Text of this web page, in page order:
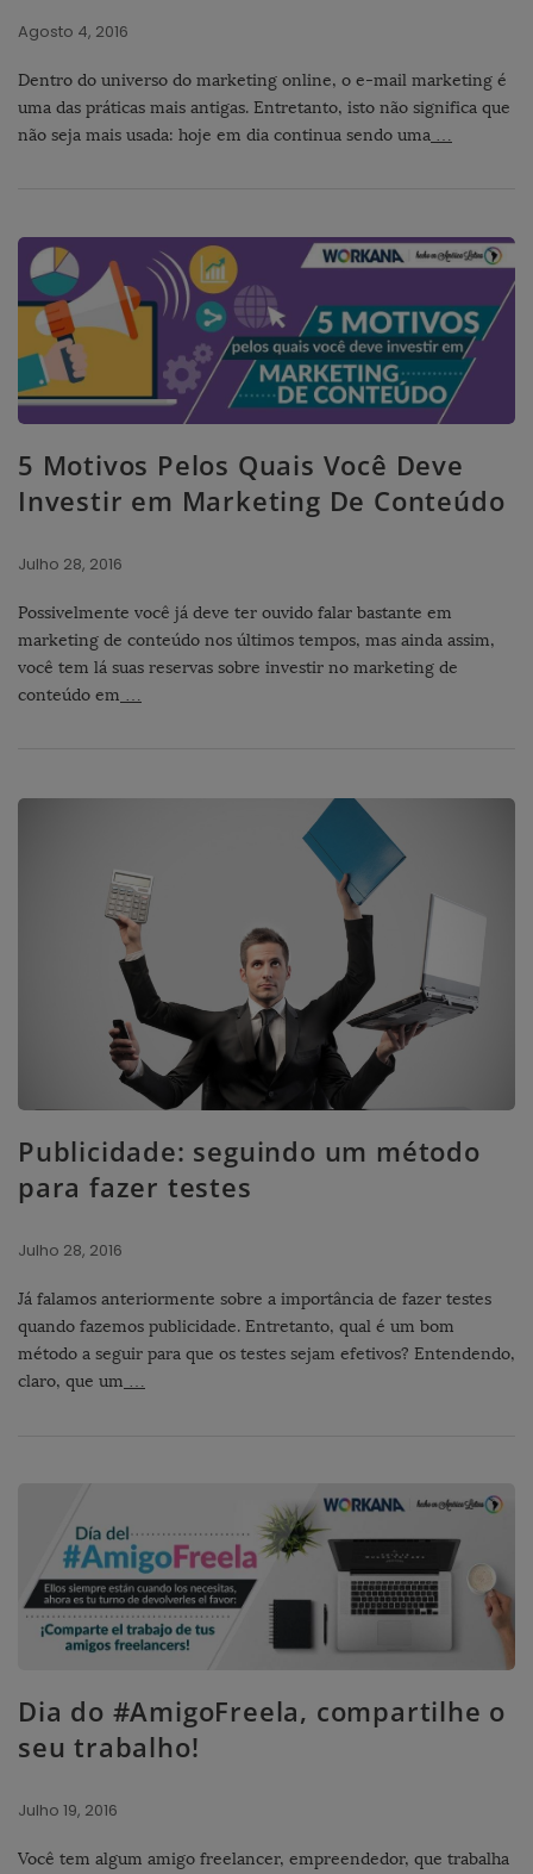
Agosto 4, 2016
Dentro do universo do marketing online, o e-mail marketing é
uma das práticas mais antigas. Entretanto, isto não significa que
não seja mais usada: hoje em dia continua sendo uma …
5 Motivos Pelos Quais Você Deve
Investir em Marketing De Conteúdo
Julho 28, 2016
Possivelmente você já deve ter ouvido falar bastante em
marketing de conteúdo nos últimos tempos, mas ainda assim,
você tem lá suas reservas sobre investir no marketing de
conteúdo em …
Publicidade: seguindo um método
para fazer testes
Julho 28, 2016
Já falamos anteriormente sobre a importância de fazer testes
quando fazemos publicidade. Entretanto, qual é um bom
método a seguir para que os testes sejam efetivos? Entendendo,
claro, que um …
Dia do #AmigoFreela, compartilhe o
seu trabalho!
Julho 19, 2016
Você tem algum amigo freelancer, empreendedor, que trabalha